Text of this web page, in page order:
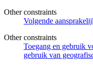
Other constraints
Volgende
Other constraints
Toegang en gebruik
gebruik van